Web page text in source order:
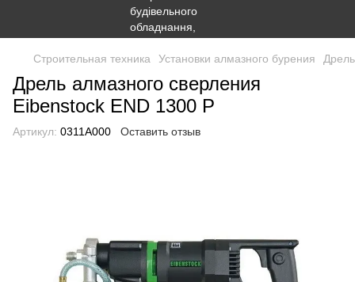
Строительная техника Установки алмазного бурения
Дрель алмазного сверления
Eibenstock END 1300 P
Артикул: 0311A000 Оставить отзыв